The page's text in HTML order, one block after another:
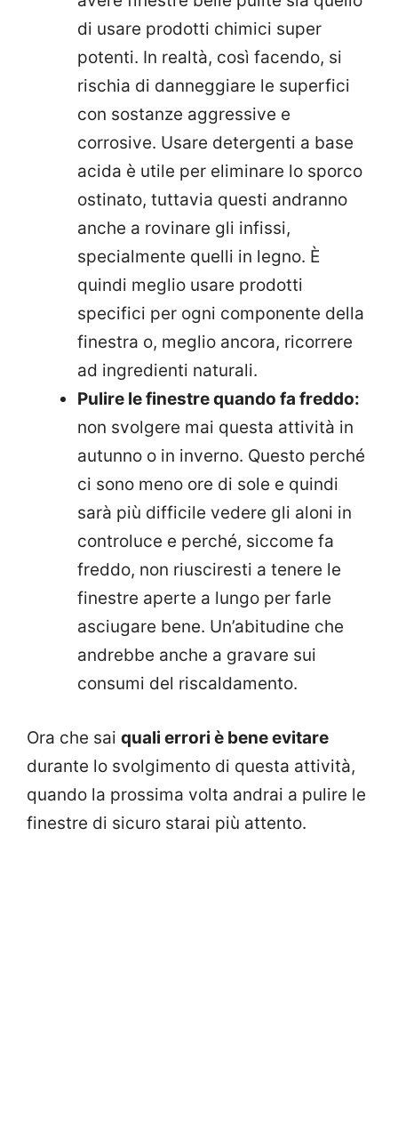
di usare prodotti chimici super
potenti. In realtà, così facendo, si
rischia di danneggiare le superfici
con sostanze aggressive e
corrosive. Usare detergenti a base
acida è utile per eliminare lo sporco
ostinato, tuttavia questi andranno
anche a rovinare gli infissi,
specialmente quelli in legno. È
quindi meglio usare prodotti
specifici per ogni componente della
finestra o, meglio ancora, ricorrere
ad ingredienti naturali.
Pulire le finestre quando fa freddo:
non svolgere mai questa attività in
autunno o in inverno. Questo perché
ci sono meno ore di sole e quindi
sarà più difficile vedere gli aloni in
controluce e perché, siccome fa
freddo, non riusciresti a tenere le
finestre aperte a lungo per farle
asciugare bene. Un’abitudine che
andrebbe anche a gravare sui
consumi del riscaldamento.
Ora che sai quali errori è bene evitare
durante lo svolgimento di questa attività,
quando la prossima volta andrai a pulire le
finestre di sicuro starai più attento.